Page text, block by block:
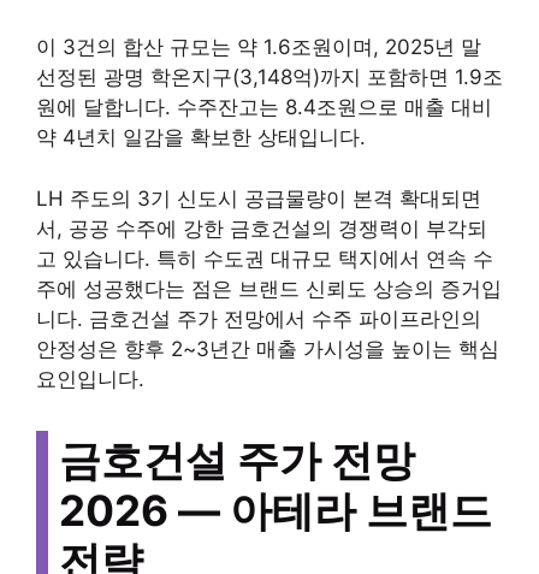
이 3건의 합산 규모는 약 1.6조원이며, 2025년 말
선정된 광명 학온지구(3,148억)까지 포함하면 1.9조
원에 달합니다. 수주잔고는 8.4조원으로 매출 대비
약 4년치 일감을 확보한 상태입니다.
LH 주도의 3기 신도시 공급물량이 본격 확대되면
서, 공공 수주에 강한 금호건설의 경쟁력이 부각되
고 있습니다. 특히 수도권 대규모 택지에서 연속 수
주에 성공했다는 점은 브랜드 신뢰도 상승의 증거입
니다. 금호건설 주가 전망에서 수주 파이프라인의
안정성은 향후 2~3년간 매출 가시성을 높이는 핵심
요인입니다.
금호건설 주가 전망
2026 — 아테라 브랜드
전략